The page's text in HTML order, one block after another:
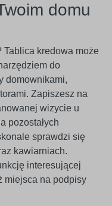
domu
Tablica kredowa może
do
domownikami,
Zapiszesz na
wizycie u
pozostałych
sprawdzi się
kawiarniach.
interesującej
miejsca na podpisy